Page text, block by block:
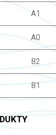
A1
A0
B2
B1